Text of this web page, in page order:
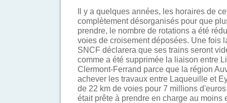
Il y a quelques années, les horaires de
complètement désorganisés pour que
prendre, le nombre de rotations a été
voies de croisement déposées. Une fois
SNCF déclarera que ses trains seront
comme a été supprimée la liaison entre
Clermont-Ferrand parce que la région
achever les travaux entre Laqueuille et
de 22 km de voies pour 7 millions
était prête à prendre en charge au moins